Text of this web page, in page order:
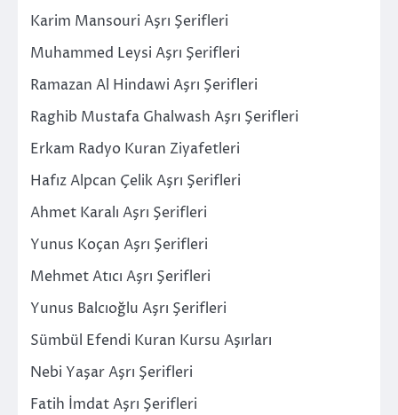
Karim Mansouri Aşrı Şerifleri
Muhammed Leysi Aşrı Şerifleri
Ramazan Al Hindawi Aşrı Şerifleri
Raghib Mustafa Ghalwash Aşrı Şerifleri
Erkam Radyo Kuran Ziyafetleri
Hafız Alpcan Çelik Aşrı Şerifleri
Ahmet Karalı Aşrı Şerifleri
Yunus Koçan Aşrı Şerifleri
Mehmet Atıcı Aşrı Şerifleri
Yunus Balcıoğlu Aşrı Şerifleri
Sümbül Efendi Kuran Kursu Aşırları
Nebi Yaşar Aşrı Şerifleri
Fatih İmdat Aşrı Şerifleri